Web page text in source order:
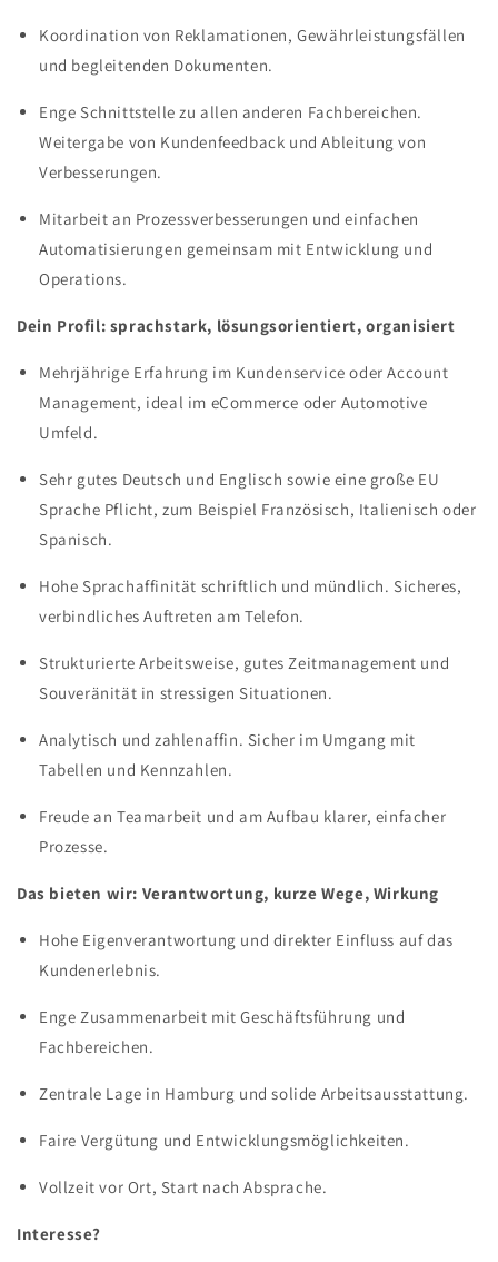
Koordination von Reklamationen, Gewährleistungsfällen
und begleitenden Dokumenten.
Enge Schnittstelle zu allen anderen Fachbereichen.
Weitergabe von Kundenfeedback und Ableitung von
Verbesserungen.
Mitarbeit an Prozessverbesserungen und einfachen
Automatisierungen gemeinsam mit Entwicklung und
Operations.
Dein Profil: sprachstark, lösungsorientiert, organisiert
Mehrjährige Erfahrung im Kundenservice oder Account
Management, ideal im eCommerce oder Automotive
Umfeld.
Sehr gutes Deutsch und Englisch sowie eine große EU
Sprache Pflicht, zum Beispiel Französisch, Italienisch oder
Spanisch.
Hohe Sprachaffinität schriftlich und mündlich. Sicheres,
verbindliches Auftreten am Telefon.
Strukturierte Arbeitsweise, gutes Zeitmanagement und
Souveränität in stressigen Situationen.
Analytisch und zahlenaffin. Sicher im Umgang mit
Tabellen und Kennzahlen.
Freude an Teamarbeit und am Aufbau klarer, einfacher
Prozesse.
Das bieten wir: Verantwortung, kurze Wege, Wirkung
Hohe Eigenverantwortung und direkter Einfluss auf das
Kundenerlebnis.
Enge Zusammenarbeit mit Geschäftsführung und
Fachbereichen.
Zentrale Lage in Hamburg und solide Arbeitsausstattung.
Faire Vergütung und Entwicklungsmöglichkeiten.
Vollzeit vor Ort, Start nach Absprache.
Interesse?